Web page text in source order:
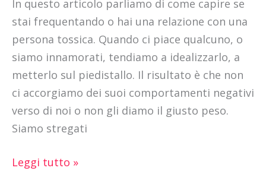
In questo articolo parliamo di come capire se
stai frequentando o hai una relazione con una
persona tossica. Quando ci piace qualcuno, o
siamo innamorati, tendiamo a idealizzarlo, a
metterlo sul piedistallo. Il risultato è che non
ci accorgiamo dei suoi comportamenti negativi
verso di noi o non gli diamo il giusto peso.
Siamo stregati
una
persona
tossica
Leggi tutto »